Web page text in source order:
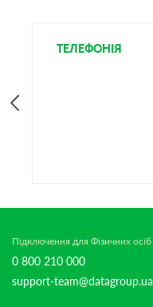
ТЕЛЕФОНІЯ
Підключення для Фізичних осіб
0 800 210 000
support-team@datagroup.ua